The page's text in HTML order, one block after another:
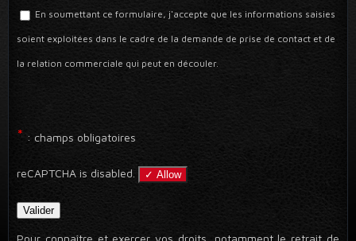
En soumettant ce formulaire, j'accepte que les informations saisies
soient exploitées dans le cadre de la demande de prise de contact et de
la relation commerciale qui peut en découler.
* : champs obligatoires
reCAPTCHA is disabled. ✓ Allow
Pour connaître et exercer vos droits, notamment le retrait de